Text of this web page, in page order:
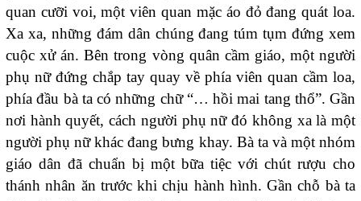
quan cưỡi voi, một viên quan mặc áo đỏ đang quát loa.
Xa xa, những đám dân chúng đang túm tụm đứng xem
cuộc xử án. Bên trong vòng quân cầm giáo, một người
phụ nữ đứng chắp tay quay về phía viên quan cầm loa,
phía đầu bà ta có những chữ “… hồi mai tang thổ”. Gần
nơi hành quyết, cách người phụ nữ đó không xa là một
người phụ nữ khác đang bưng khay. Bà ta và một nhóm
giáo dân đã chuẩn bị một bữa tiệc với chút rượu cho
thánh nhân ăn trước khi chịu hành hình. Gần chỗ bà ta